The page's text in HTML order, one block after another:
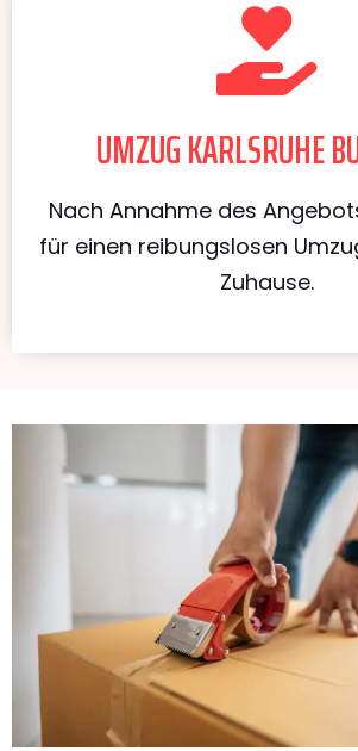
UMZUG KARLSRUHE
Nach Annahme des
für einen reibungslosen
Zuhause.